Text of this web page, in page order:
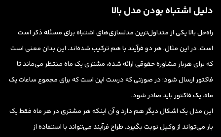
دلیل اشتباه بودن مدل بالا
راه‌حل بالا یکی از متداول‌ترین مدلسازی‌های اشتباه برای مسئله ذکر است
است. در این مثال، هر دو فرآیند با هم ترکیب شده‌اند. این بدان معنی است
که برای هربار مشاوره حقوقی ارائه شده، مشتری یک ماه منتظر می‌ماند تا
فاکتور ارسال شود؛ در صورتی که درست این است که برای مجموع ساعات یک
ماه، یک فاکتور باید صادر شود.
این مدل یک اشکال دیگر هم دارد و آن اینکه هر مشتری در هر ماه فقط یک
بار می‌تواند از وکیل نوبت بگیرد. طراح فرآیند می‌تواند با استفاده از